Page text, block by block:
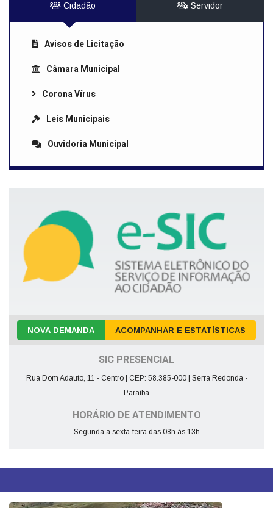
Cidadão Servidor
Avisos de Licitação
Câmara Municipal
Corona Vírus
Leis Municipais
Ouvidoria Municipal
NOVA DEMANDA ACOMPANHAR E ESTATÍSTICAS
SIC PRESENCIAL
Rua Dom Adauto, 11 - Centro | CEP: 58.385-000 | Serra Redonda -
Paraíba
HORÁRIO DE ATENDIMENTO
Segunda a sexta-feira das 08h às 13h